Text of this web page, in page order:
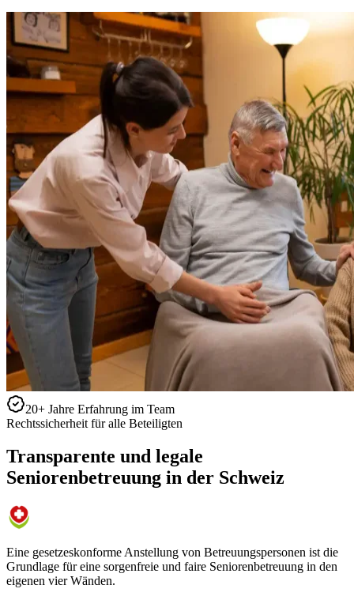
20+ Jahre Erfahrung im Team
Rechtssicherheit für alle Beteiligten
Transparente und legale
Seniorenbetreuung in der Schweiz
Eine gesetzeskonforme Anstellung von Betreuungspersonen ist die
Grundlage für eine sorgenfreie und faire Seniorenbetreuung in den
eigenen vier Wänden.